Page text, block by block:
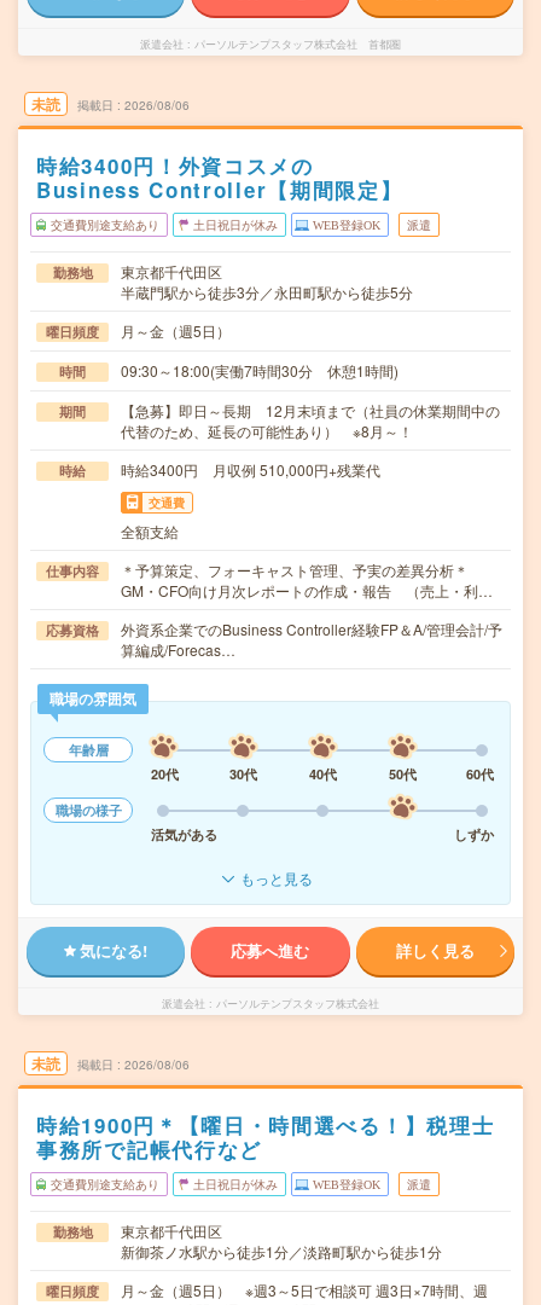
派遣会社 パーソルテンプスタッフ株式会社 首都圏
未読 掲載日 2026/08/06
時給3400円！外資コスメの
Business Controller【期間限定】
交通費別途支給あり 土日祝日が休み WEB登録OK 派遣
勤務地
東京都千代田区
半蔵門駅から徒歩3分／永田町駅から徒歩5分
曜日頻度 月～金（週5日）
時間 09:30～18:00(実働7時間30分 休憩1時間)
期間
【急募】即日～長期 12月末頃まで（社員の休業期間中の
代替のため、延長の可能性あり） ※8月～！
時給 時給3400円 月収例 510,000円+残業代
交通費
全額支給
仕事内容
＊予算策定、フォーキャスト管理、予実の差異分析＊
GM・CFO向け月次レポートの作成・報告 （売上・利…
応募資格
外資系企業でのBusiness Controller経験FP＆A/管理会計/予
算編成/Forecas…
職場の雰囲気
年齢層
20代
30代 40代 50代
60代
職場の様子
活気がある
しずか
もっと見る
気になる! 応募へ進む 詳しく見る
派遣会社 パーソルテンプスタッフ株式会社
未読 掲載日 2026/08/06
時給1900円＊【曜日・時間選べる！】税理士
事務所で記帳代行など
交通費別途支給あり 土日祝日が休み WEB登録OK 派遣
勤務地
東京都千代田区
新御茶ノ水駅から徒歩1分／淡路町駅から徒歩1分
曜日頻度
月～金（週5日） ※週3～5日で相談可 週3日×7時間、週